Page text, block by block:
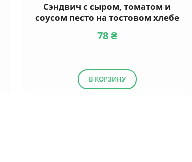
Сэндвич с сыром, томатом и
соусом песто на тостовом хлебе
78₴
В КОРЗИНУ